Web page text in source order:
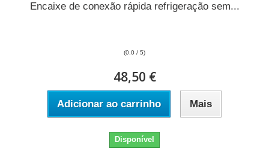
Encaixe de conexão rápida refrigeração sem...
(0.0 / 5)
48,50 €
Adicionar ao carrinho Mais
Disponível